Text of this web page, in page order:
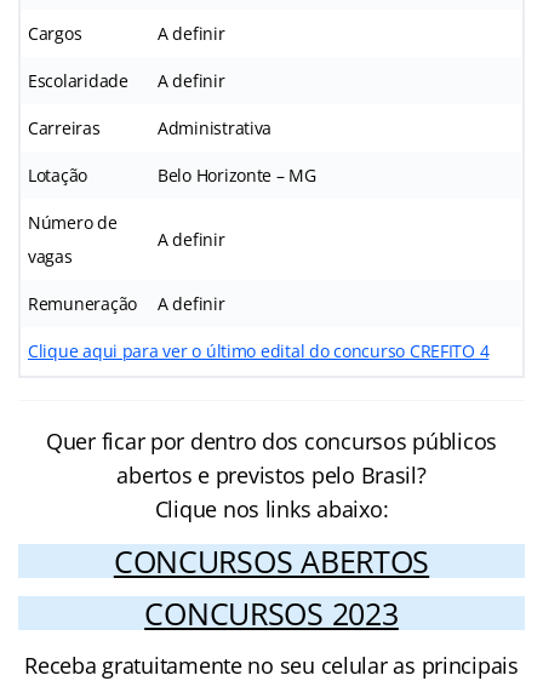
Cargos A definir
Escolaridade A definir
Carreiras Administrativa
Lotação Belo Horizonte – MG
Número de
vagas
A definir
Remuneração A definir
Clique aqui para ver o último edital do concurso CREFITO 4
Quer ficar por dentro dos concursos públicos
abertos e previstos pelo Brasil?
Clique nos links abaixo:
CONCURSOS ABERTOS
CONCURSOS 2023
Receba gratuitamente no seu celular as principais